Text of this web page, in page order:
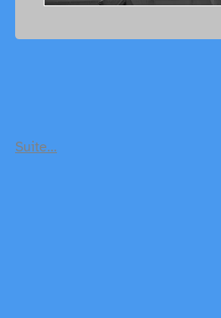
Suite…